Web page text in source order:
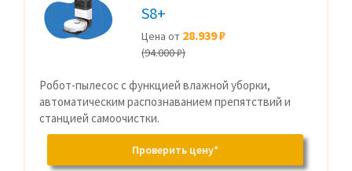
S8+
Цена от 28.939 ₽
(94.000 ₽)
Робот-пылесос с функцией влажной уборки,
автоматическим распознаванием препятствий и
станцией самоочистки.
Проверить цену*